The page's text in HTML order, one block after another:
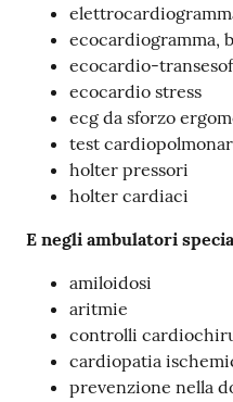
ecocardiogramma,
ecocardio-
ecocardio stress
ecg da sforzo
test
holter pressori
holter cardiaci
E negli ambulatori
amiloidosi
aritmie
controlli
cardiopatia
prevenzione nella